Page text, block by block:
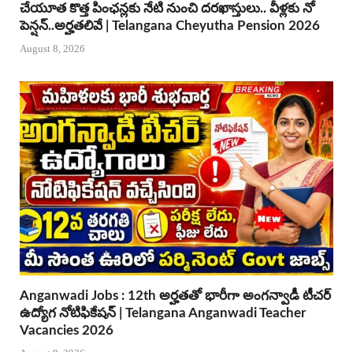
చేయూత కొత్త పింఛన్లకు నేటి నుంచి దరఖాస్తులు.. వీళ్లకు నో
పెన్షన్..అర్హతలివే | Telangana Cheyutha Pension 2026
August 8, 2026
Anganwadi Jobs : 12th అర్హతతో భారీగా అంగన్వాడీ టీచర్
ఉద్యోగ నోటిఫికేషన్ | Telangana Anganwadi Teacher
Vacancies 2026